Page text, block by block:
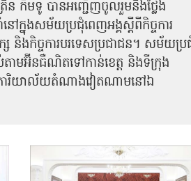
កឹម​ទូ បានអញ្ជើញ​ចូលរួមនិងថ្លែង
នៅក្នុងសម័យប្រជុំពេញអង្គស្តីពី​​កិច្ច​ការ
និងកិច្ច​ការបរទេស​ប្រជាជន។ សម័យប្រ
ប់តាមអ៊ីនធឺណិតទៅកាន់ខេត្ត និងទីក្រុង
រិយាល័យតំណាងវៀតណាមនៅឯ​